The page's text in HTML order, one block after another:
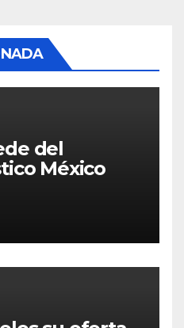
del
México